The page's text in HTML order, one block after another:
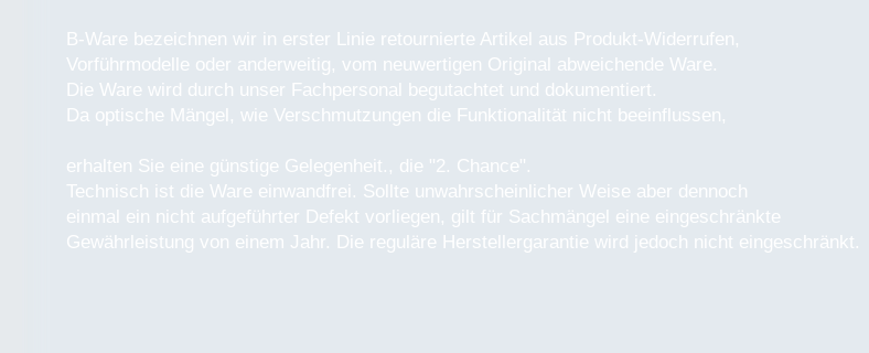
B-Ware bezeichnen wir in erster Linie retournierte Artikel aus Produkt-Widerrufen,
Vorführmodelle oder anderweitig, vom neuwertigen Original abweichende Ware.
Die Ware wird durch unser Fachpersonal begutachtet und dokumentiert.
Da optische Mängel, wie Verschmutzungen die Funktionalität nicht beeinflussen,
erhalten Sie eine günstige Gelegenheit., die "2. Chance".
Technisch ist die Ware einwandfrei. Sollte unwahrscheinlicher Weise aber dennoch
einmal ein nicht aufgeführter Defekt vorliegen, gilt für Sachmängel eine eingeschränkte
Gewährleistung von einem Jahr. Die reguläre Herstellergarantie wird jedoch nicht eingeschränkt.